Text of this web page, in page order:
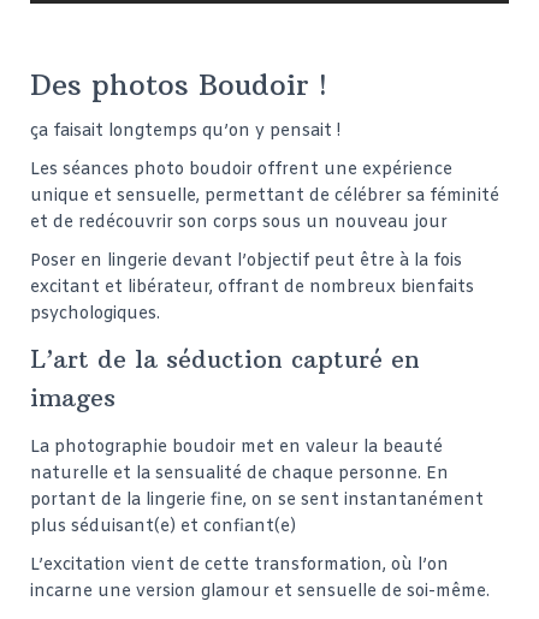
Des photos Boudoir !
ça faisait longtemps qu’on y pensait !
Les séances photo boudoir offrent une expérience
unique et sensuelle, permettant de célébrer sa féminité
et de redécouvrir son corps sous un nouveau jour
Poser en lingerie devant l’objectif peut être à la fois
excitant et libérateur, offrant de nombreux bienfaits
psychologiques.
L’art de la séduction capturé en
images
La photographie boudoir met en valeur la beauté
naturelle et la sensualité de chaque personne. En
portant de la lingerie fine, on se sent instantanément
plus séduisant(e) et confiant(e)
L’excitation vient de cette transformation, où l’on
incarne une version glamour et sensuelle de soi-même.